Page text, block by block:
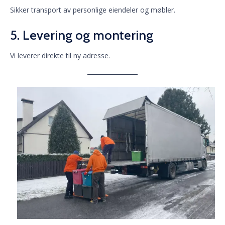
Sikker transport av personlige eiendeler og møbler.
5. Levering og montering
Vi leverer direkte til ny adresse.